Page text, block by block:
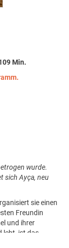
Min.
wurde.
sich Ayça, neu
sie einen
Freundin
und ihrer
lebt, ist das
diese Gruppe,